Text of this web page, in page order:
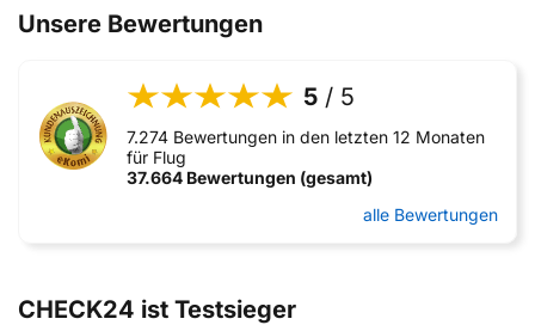
Unsere Bewertungen
5 / 5
7.274 Bewertungen in den letzten 12 Monaten
für Flug
37.664 Bewertungen (gesamt)
alle Bewertungen
CHECK24 ist Testsieger